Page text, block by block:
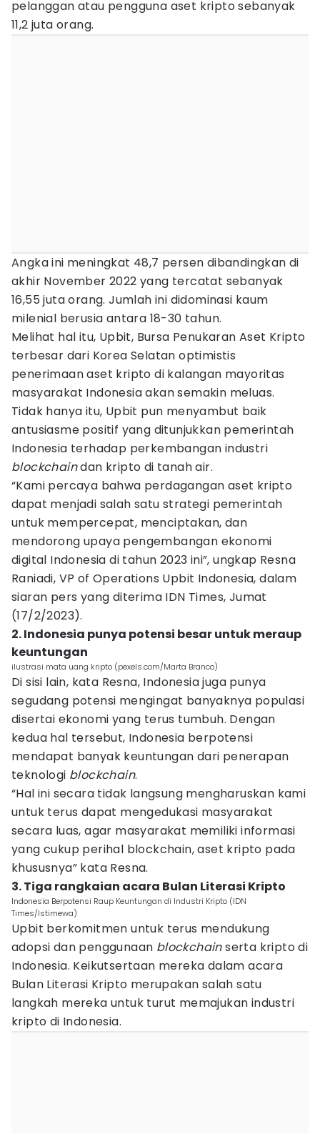
pelanggan atau pengguna aset kripto sebanyak
11,2 juta orang.
Angka ini meningkat 48,7 persen dibandingkan di
akhir November 2022 yang tercatat sebanyak
16,55 juta orang. Jumlah ini didominasi kaum
milenial berusia antara 18-30 tahun.
Melihat hal itu, Upbit, Bursa Penukaran Aset Kripto
terbesar dari Korea Selatan optimistis
penerimaan aset kripto di kalangan mayoritas
masyarakat Indonesia akan semakin meluas.
Tidak hanya itu, Upbit pun menyambut baik
antusiasme positif yang ditunjukkan pemerintah
Indonesia terhadap perkembangan industri
blockchaindan kripto di tanah air.
“Kami percaya bahwa perdagangan aset kripto
dapat menjadi salah satu strategi pemerintah
untuk mempercepat, menciptakan, dan
mendorong upaya pengembangan ekonomi
digital Indonesia di tahun 2023 ini”, ungkap Resna
Raniadi, VP of Operations Upbit Indonesia, dalam
siaran pers yang diterima IDN Times, Jumat
(17/2/2023).
2. Indonesia punya potensi besar untuk meraup
keuntungan
ilustrasi mata uang kripto (pexels.com/Marta Branco)
Di sisi lain, kata Resna, Indonesia juga punya
segudang potensi mengingat banyaknya populasi
disertai ekonomi yang terus tumbuh. Dengan
kedua hal tersebut, Indonesia berpotensi
mendapat banyak keuntungan dari penerapan
teknologi blockchain.
“Hal ini secara tidak langsung mengharuskan kami
untuk terus dapat mengedukasi masyarakat
secara luas, agar masyarakat memiliki informasi
yang cukup perihal blockchain, aset kripto pada
khususnya” kata Resna.
3. Tiga rangkaian acara Bulan Literasi Kripto
Indonesia Berpotensi Raup Keuntungan di Industri Kripto (IDN
Times/Istimewa)
Upbit berkomitmen untuk terus mendukung
adopsi dan penggunaan blockchainserta kripto di
Indonesia. Keikutsertaan mereka dalam acara
Bulan Literasi Kripto merupakan salah satu
langkah mereka untuk turut memajukan industri
kripto di Indonesia.